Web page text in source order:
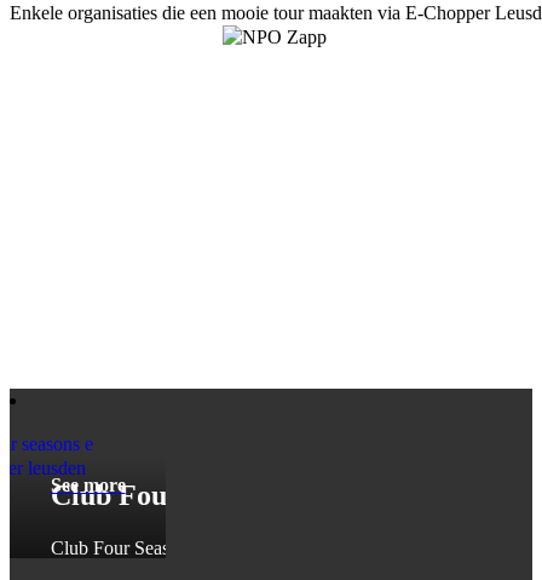
Enkele organisaties die een mooie tour maakten via E-Chopper
Club Four Seasons
Club Four Seasons, op steenworp afstand
See more